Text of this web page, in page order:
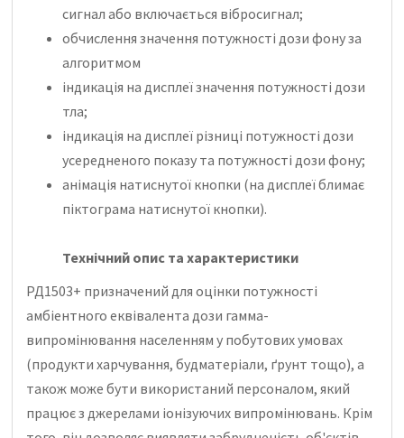
сигнал або включається вібросигнал;
обчислення значення потужності дози фону за
алгоритмом
індикація на дисплеї значення потужності дози
тла;
індикація на дисплеї різниці потужності дози
усередненого показу та потужності дози фону;
анімація натиснутої кнопки (на дисплеї блимає
піктограма натиснутої кнопки).
Технічний опис та характеристики
РД1503+ призначений для оцінки потужності
амбіентного еквівалента дози гамма-
випромінювання населенням у побутових умовах
(продукти харчування, будматеріали, ґрунт тощо), а
також може бути використаний персоналом, який
працює з джерелами іонізуючих випромінювань. Крім